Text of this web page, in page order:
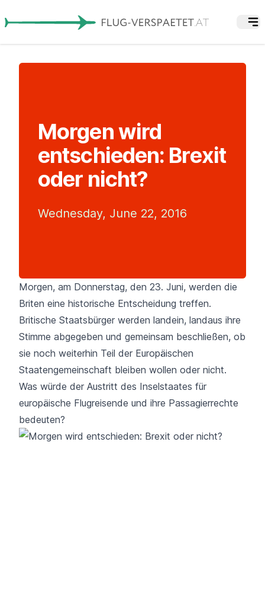
Morgen wird
entschieden: Brexit
oder nicht?
Wednesday, June 22, 2016
Morgen, am Donnerstag, den 23. Juni, werden die
Briten eine historische Entscheidung treffen.
Britische Staatsbürger werden landein, landaus ihre
Stimme abgegeben und gemeinsam beschließen, ob
sie noch weiterhin Teil der Europäischen
Staatengemeinschaft bleiben wollen oder nicht.
Was würde der Austritt des Inselstaates für
europäische Flugreisende und ihre Passagierrechte
bedeuten?